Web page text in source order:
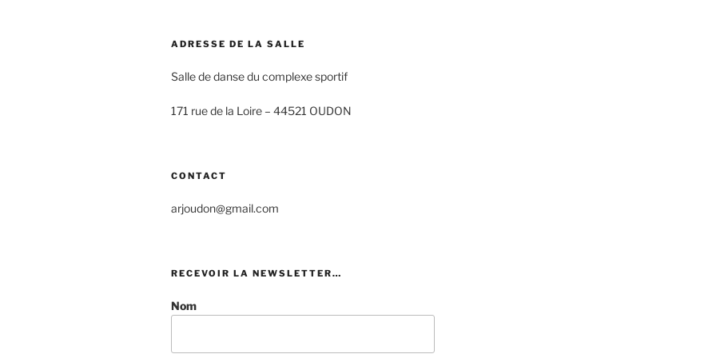
ADRESSE DE LA SALLE
Salle de danse du complexe sportif
171 rue de la Loire – 44521 OUDON
CONTACT
arjoudon@gmail.com
RECEVOIR LA NEWSLETTER…
Nom